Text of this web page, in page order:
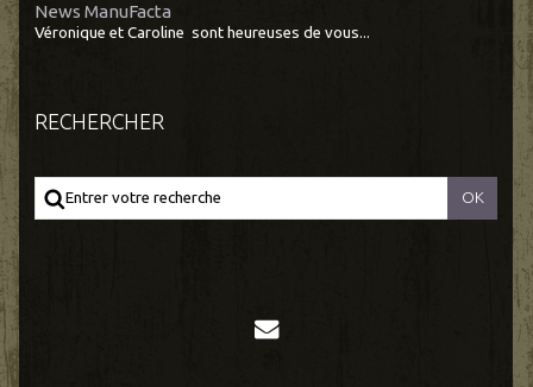
News ManuFacta
Véronique et Caroline sont heureuses de vous...
RECHERCHER